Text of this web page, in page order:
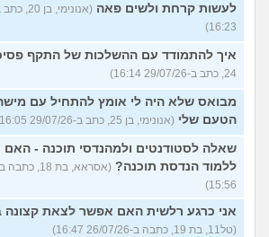
לעשות קרחת ולשים פאה
16:23)
איך להתמודד עם ההשלכות של התקף
24, כתב ב-29/07/26 16:14)
מבואס שלא היה לי אומץ להתחיל עם
הטעם שלי (אנונימי, בן 25, כתב ב-29/07/26 16:05)
שאלה לסטודנטים ולמהנדסי תוכנה - האם
ללמוד הנדסת תוכנה?
15:56)
אני כרגע רלשית האם אפשר לצאת
(טל11, בת 19, כתבה ב-26/07/26 16:47)